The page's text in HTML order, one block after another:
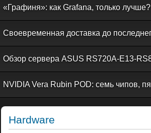
«Графиня»: как Grafana, только лучше?
Hardware